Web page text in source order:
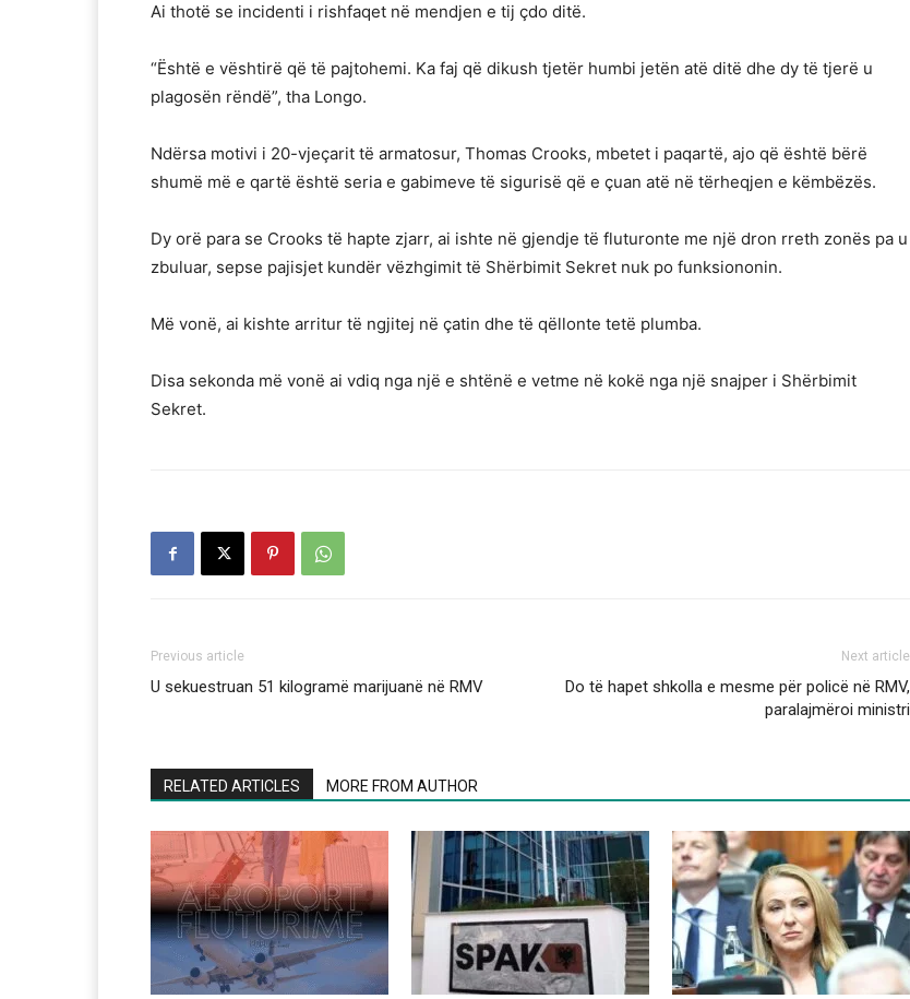
Ai thotë se incidenti i rishfaqet në mendjen e tij çdo ditë.
“Është e vështirë që të pajtohemi. Ka faj që dikush tjetër humbi jetën atë ditë dhe dy të tjerë u
plagosën rëndë”, tha Longo.
Ndërsa motivi i 20-vjeçarit të armatosur, Thomas Crooks, mbetet i paqartë, ajo që është bërë
shumë më e qartë është seria e gabimeve të sigurisë që e çuan atë në tërheqjen e këmbëzës.
Dy orë para se Crooks të hapte zjarr, ai ishte në gjendje të fluturonte me një dron rreth zonës pa u
zbuluar, sepse pajisjet kundër vëzhgimit të Shërbimit Sekret nuk po funksiononin.
Më vonë, ai kishte arritur të ngjitej në çatin dhe të qëllonte tetë plumba.
Disa sekonda më vonë ai vdiq nga një e shtënë e vetme në kokë nga një snajper i Shërbimit
Sekret.
Previous article
U sekuestruan 51 kilogramë marijuanë në RMV
Next article
Do të hapet shkolla e mesme për policë në RMV,
paralajmëroi ministri
RELATED ARTICLES MORE FROM AUTHOR